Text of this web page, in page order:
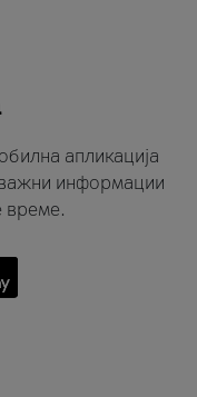
апликација
информации
време.